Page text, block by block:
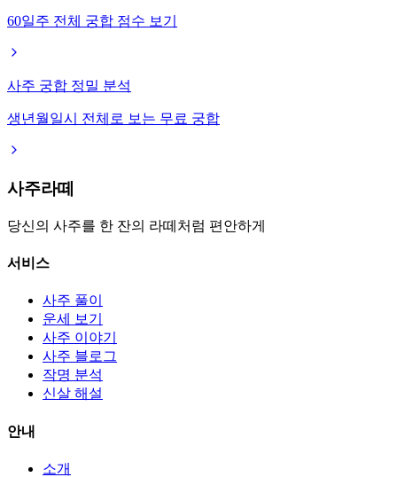
60일주 전체 궁합 점수 보기
사주 궁합 정밀 분석
생년월일시 전체로 보는 무료 궁합
사주라떼
당신의 사주를 한 잔의 라떼처럼 편안하게
서비스
사주 풀이
운세 보기
사주 이야기
사주 블로그
작명 분석
신살 해설
안내
소개